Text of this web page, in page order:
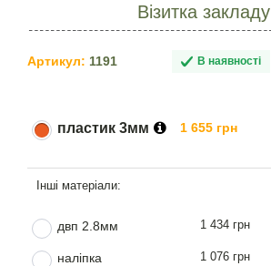
Візитка закладу
Артикул: 1191 В наявності
пластик 3мм 1 655 грн
двп 2.8мм 1 434 грн
наліпка 1 076 грн